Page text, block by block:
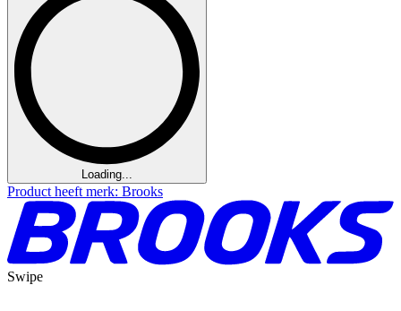
Loading...
Product heeft merk: Brooks
Swipe